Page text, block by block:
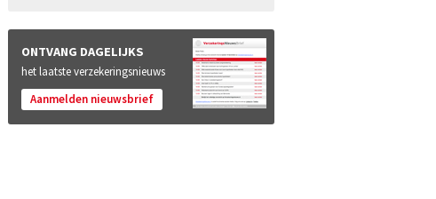
ONTVANG DAGELIJKS
het laatste verzekeringsnieuws
Aanmelden nieuwsbrief